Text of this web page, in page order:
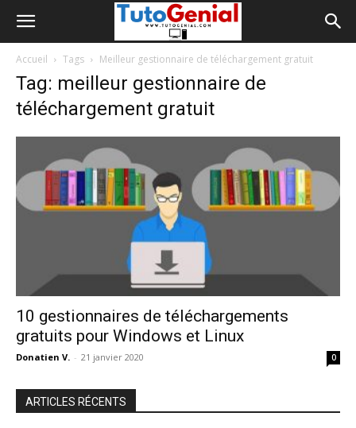
Accueil Tags Meilleur gestionnaire de téléchargement gratuit
Tag: meilleur gestionnaire de
téléchargement gratuit
10 gestionnaires de téléchargements
gratuits pour Windows et Linux
Donatien V. - 21 janvier 2020 0
ARTICLES RÉCENTS